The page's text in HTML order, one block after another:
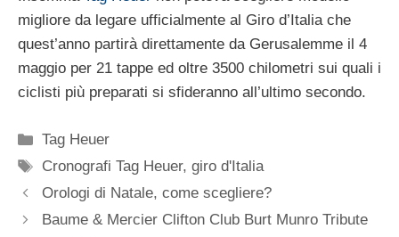
migliore da legare ufficialmente al Giro d’Italia che
quest’anno partirà direttamente da Gerusalemme il 4
maggio per 21 tappe ed oltre 3500 chilometri sui quali i
ciclisti più preparati si sfideranno all’ultimo secondo.
Categorie
Tag Heuer
Tag
Cronografi Tag Heuer,giro d'Italia
Navigazione
articolo
Orologi di Natale, come scegliere?
Baume & Mercier Clifton Club Burt Munro Tribute